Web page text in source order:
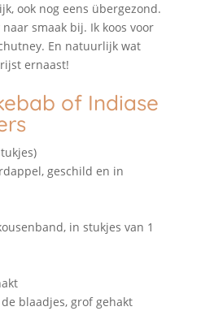
ook nog eens übergezond.
smaak bij. Ik koos voor
En natuurlijk wat
ernaast!
of Indiase
geschild en in
in stukjes van 1
blaadjes, grof gehakt